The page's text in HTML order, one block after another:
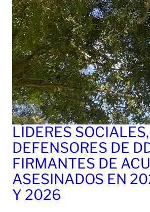
LÍDERES SOCIALES,
DEFENSORES DE
FIRMANTES DE
ASESINADOS EN
Y 2026